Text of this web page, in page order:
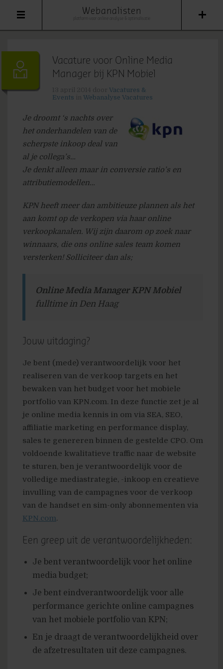
Webanalisten
Vacature voor Online Media
Manager bij KPN Mobiel
Vacatures &
Events
Webanalyse Vacatures
Je droomt ‘s nachts over
het onderhandelen van de
scherpste inkoop deal van
al je collega’s…
Je denkt alleen maar in conversie ratio’s en
attributiemodellen…
KPN heeft meer dan ambitieuze plannen als het
aan komt op de verkopen via haar online
verkoopkanalen. Wij zijn daarom op zoek naar
winnaars, die ons online sales team komen
versterken! Solliciteer dan als;
Online Media Manager KPN Mobiel
fulltime in Den Haag
Jouw uitdaging?
Je bent (mede) verantwoordelijk voor het
realiseren van de verkoop targets en het
bewaken van het budget voor het mobiele
portfolio van KPN.com. In deze functie zet je al
je online media kennis in om via SEA, SEO,
affiliatie marketing en performance display,
sales te genereren binnen de gestelde CPO. Om
voldoende kwalitatieve traffic naar de website
te sturen, ben je verantwoordelijk voor de
volledige mediastrategie, -inkoop en creatieve
invulling van de campagnes voor de verkoop
van de handset en sim-only abonnementen via
KPN.com.
Een greep uit de verantwoordelijkheden:
Je bent verantwoordelijk voor het online
media budget;
Je bent eindverantwoordelijk voor alle
performance gerichte online campagnes
van het mobiele portfolio van KPN;
En je draagt de verantwoordelijkheid over
de afzetresultaten uit deze campagnes.